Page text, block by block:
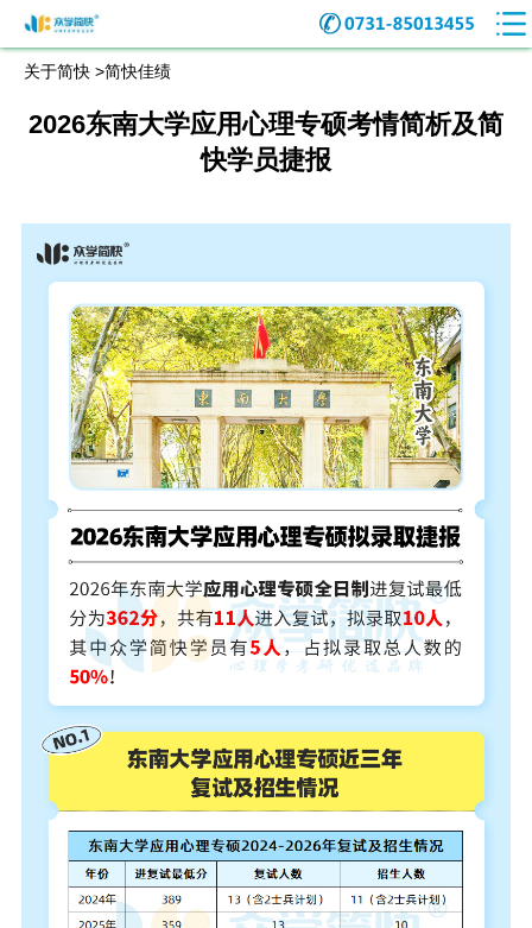
关于简快 >简快佳绩
2026东南大学应用心理专硕考情简析及简
快学员捷报